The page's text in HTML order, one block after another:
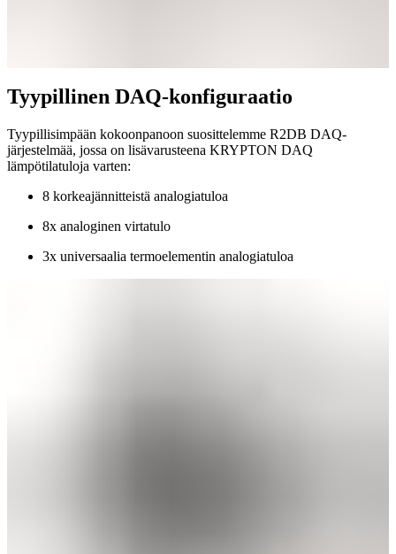
Tyypillinen DAQ-konfiguraatio
Tyypillisimpään kokoonpanoon suosittelemme R2DB DAQ-
järjestelmää, jossa on lisävarusteena KRYPTON DAQ
lämpötilatuloja varten:
8 korkeajännitteistä analogiatuloa
8x analoginen virtatulo
3x universaalia termoelementin analogiatuloa